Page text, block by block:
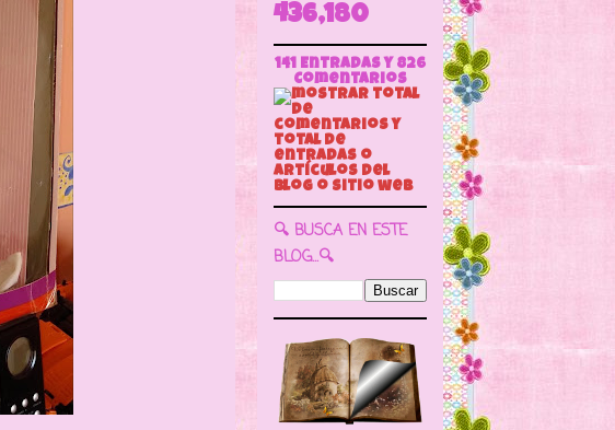
436,180
141 Entradas y 826
Comentarios
🔍 BUSCA EN ESTE
BLOG...🔍